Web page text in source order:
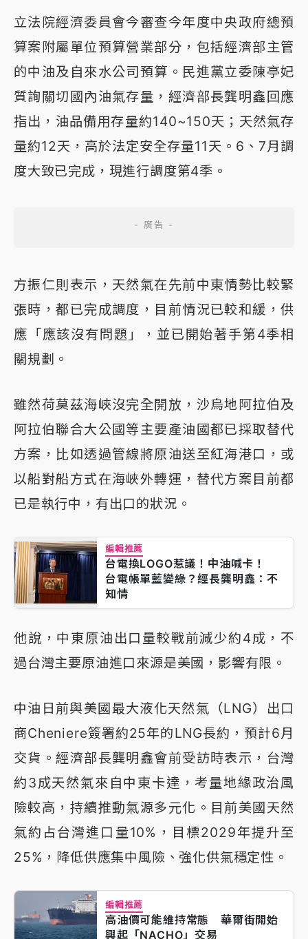
立法院經濟委員會今審查今年度中央政府總預
算案附屬單位預算營業部分，包括經濟部主管
的中油及自來水公司預算。民進黨立委陳亭妃
質詢關切國內油氣存量，經濟部長龔明鑫回應
指出，油品備用存量約140~150天；天然氣存
量約12天，高於法定安全存量11天。6、7月調
度大致已完成，現進行調度第4季。
方振仁則表示，天然氣在先前中東情勢比較緊
張時，都已完成調度，目前情況已較和緩，供
應「應該沒有問題」，並已開始著手第4季相
關規劃。
雖然荷莫茲海峽沒完全開放，沙烏地阿拉伯及
阿拉伯聯合大公國等主要產油國都已採取替代
方案，比如透過管線將原油送至紅海港口，或
以船對船方式在海峽外轉運，替代方案目前都
已是執行中，有出口的狀況。
編輯推薦
台電換LOGO惹議！中油喊卡！
台電帳單藍變綠？經長龔明鑫：不
知情
他說，中東原油出口量較戰前減少約4成，不
過台灣主要原油進口來源是美國，影響有限。
中油日前與美國最大液化天然氣（LNG）出口
商Cheniere簽署約25年的LNG長約，預計6月
交貨。經濟部長龔明鑫會前受訪時表示，台灣
約3成天然氣來自中東卡達，考量地緣政治風
險較高，持續推動氣源多元化。目前美國天然
氣約占台灣進口量10%，目標2029年提升至
25%，降低供應集中風險、強化供氣穩定性。
編輯推薦
高油價可能維持常態 華爾街開始
興起「NACHO」交易